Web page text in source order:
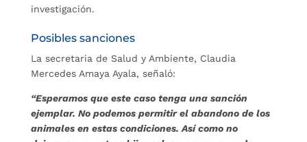
investigación.
Posibles sanciones
La secretaria de Salud y Ambiente, Claudia
Mercedes Amaya Ayala, señaló:
“Esperamos que este caso tenga una sanción
ejemplar. No podemos permitir el abandono de los
animales en estas condiciones. Así como no